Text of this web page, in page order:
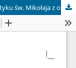
Rozproszony, lecz nie zaginiony. Losy poliptyku św. Mikołaja z około 1435 roku z kościoła Najświętszej Marii Panny w Gdańsku